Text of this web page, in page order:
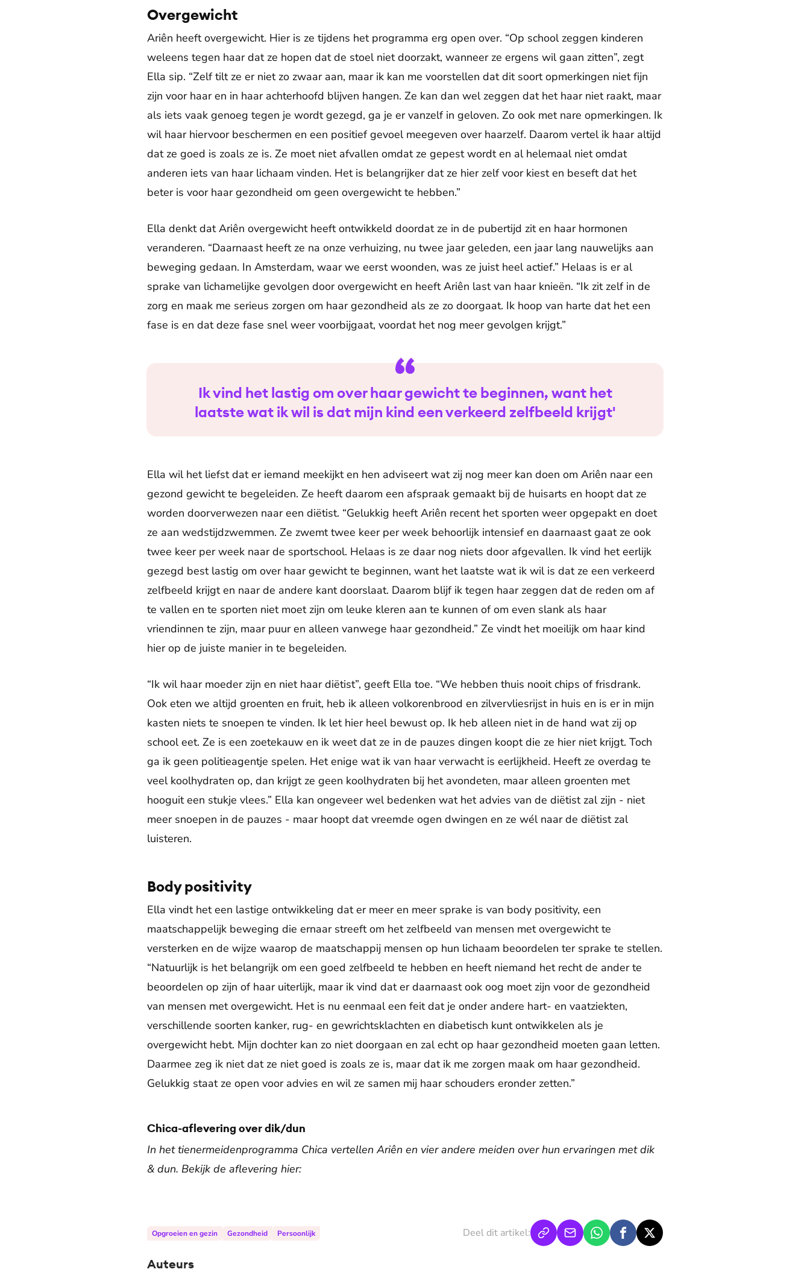
Overgewicht
Ariên heeft overgewicht. Hier is ze tijdens het programma erg open over. “Op school zeggen kinderen
weleens tegen haar dat ze hopen dat de stoel niet doorzakt, wanneer ze ergens wil gaan zitten”, zegt
Ella sip. “Zelf tilt ze er niet zo zwaar aan, maar ik kan me voorstellen dat dit soort opmerkingen niet fijn
zijn voor haar en in haar achterhoofd blijven hangen. Ze kan dan wel zeggen dat het haar niet raakt, maar
als iets vaak genoeg tegen je wordt gezegd, ga je er vanzelf in geloven. Zo ook met nare opmerkingen. Ik
wil haar hiervoor beschermen en een positief gevoel meegeven over haarzelf. Daarom vertel ik haar altijd
dat ze goed is zoals ze is. Ze moet niet afvallen omdat ze gepest wordt en al helemaal niet omdat
anderen iets van haar lichaam vinden. Het is belangrijker dat ze hier zelf voor kiest en beseft dat het
beter is voor haar gezondheid om geen overgewicht te hebben.”
Ella denkt dat Ariên overgewicht heeft ontwikkeld doordat ze in de pubertijd zit en haar hormonen
veranderen. “Daarnaast heeft ze na onze verhuizing, nu twee jaar geleden, een jaar lang nauwelijks aan
beweging gedaan. In Amsterdam, waar we eerst woonden, was ze juist heel actief.” Helaas is er al
sprake van lichamelijke gevolgen door overgewicht en heeft Ariên last van haar knieën. “Ik zit zelf in de
zorg en maak me serieus zorgen om haar gezondheid als ze zo doorgaat. Ik hoop van harte dat het een
fase is en dat deze fase snel weer voorbijgaat, voordat het nog meer gevolgen krijgt.”
Ik vind het lastig om over haar gewicht te beginnen, want het
laatste wat ik wil is dat mijn kind een verkeerd zelfbeeld krijgt'
Ella wil het liefst dat er iemand meekijkt en hen adviseert wat zij nog meer kan doen om Ariên naar een
gezond gewicht te begeleiden. Ze heeft daarom een afspraak gemaakt bij de huisarts en hoopt dat ze
worden doorverwezen naar een diëtist. “Gelukkig heeft Ariên recent het sporten weer opgepakt en doet
ze aan wedstijdzwemmen. Ze zwemt twee keer per week behoorlijk intensief en daarnaast gaat ze ook
twee keer per week naar de sportschool. Helaas is ze daar nog niets door afgevallen. Ik vind het eerlijk
gezegd best lastig om over haar gewicht te beginnen, want het laatste wat ik wil is dat ze een verkeerd
zelfbeeld krijgt en naar de andere kant doorslaat. Daarom blijf ik tegen haar zeggen dat de reden om af
te vallen en te sporten niet moet zijn om leuke kleren aan te kunnen of om even slank als haar
vriendinnen te zijn, maar puur en alleen vanwege haar gezondheid.” Ze vindt het moeilijk om haar kind
hier op de juiste manier in te begeleiden.
“Ik wil haar moeder zijn en niet haar diëtist”, geeft Ella toe. “We hebben thuis nooit chips of frisdrank.
Ook eten we altijd groenten en fruit, heb ik alleen volkorenbrood en zilvervliesrijst in huis en is er in mijn
kasten niets te snoepen te vinden. Ik let hier heel bewust op. Ik heb alleen niet in de hand wat zij op
school eet. Ze is een zoetekauw en ik weet dat ze in de pauzes dingen koopt die ze hier niet krijgt. Toch
ga ik geen politieagentje spelen. Het enige wat ik van haar verwacht is eerlijkheid. Heeft ze overdag te
veel koolhydraten op, dan krijgt ze geen koolhydraten bij het avondeten, maar alleen groenten met
hooguit een stukje vlees.” Ella kan ongeveer wel bedenken wat het advies van de diëtist zal zijn - niet
meer snoepen in de pauzes - maar hoopt dat vreemde ogen dwingen en ze wél naar de diëtist zal
luisteren.
Body positivity
Ella vindt het een lastige ontwikkeling dat er meer en meer sprake is van body positivity, een
maatschappelijk beweging die ernaar streeft om het zelfbeeld van mensen met overgewicht te
versterken en de wijze waarop de maatschappij mensen op hun lichaam beoordelen ter sprake te stellen.
“Natuurlijk is het belangrijk om een goed zelfbeeld te hebben en heeft niemand het recht de ander te
beoordelen op zijn of haar uiterlijk, maar ik vind dat er daarnaast ook oog moet zijn voor de gezondheid
van mensen met overgewicht. Het is nu eenmaal een feit dat je onder andere hart- en vaatziekten,
verschillende soorten kanker, rug- en gewrichtsklachten en diabetisch kunt ontwikkelen als je
overgewicht hebt. Mijn dochter kan zo niet doorgaan en zal echt op haar gezondheid moeten gaan letten.
Daarmee zeg ik niet dat ze niet goed is zoals ze is, maar dat ik me zorgen maak om haar gezondheid.
Gelukkig staat ze open voor advies en wil ze samen mij haar schouders eronder zetten.”
Chica-aflevering over dik/dun
In het tienermeidenprogramma Chica vertellen Ariên en vier andere meiden over hun ervaringen met dik
& dun. Bekijk de aflevering hier:
De weergave van deze video vereist jouw toestemming voor
Opgroeien en gezin Gezondheid Persoonlijk Deel dit artikel:
Auteurs